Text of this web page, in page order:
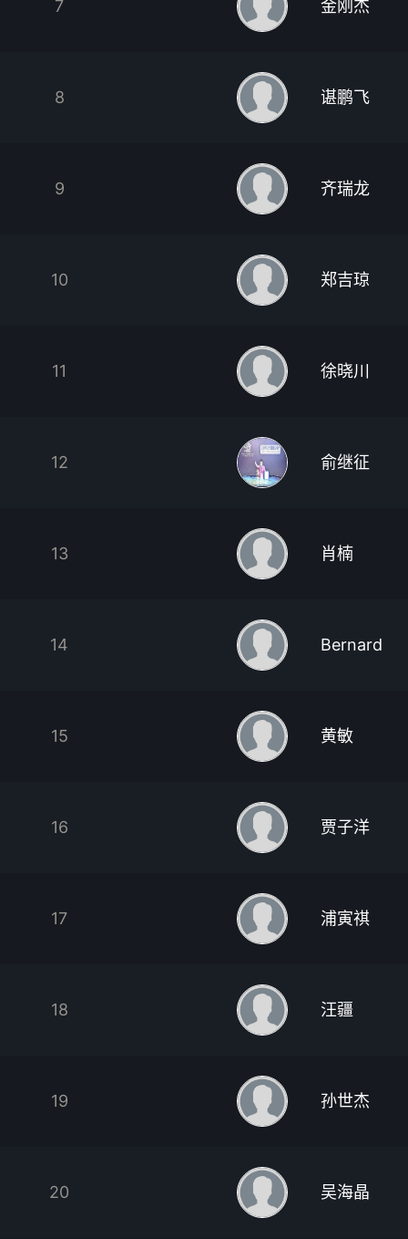
7 金刚杰
8 谌鹏飞
9 齐瑞龙
10 郑吉琼
11 徐晓川
12 俞继征
13 肖楠
14 Bernard
15 黄敏
16 贾子洋
17 浦寅祺
18 汪疆
19 孙世杰
20 吴海晶